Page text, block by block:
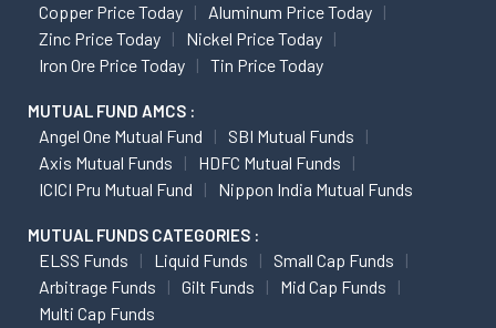
Copper Price Today
Aluminum Price Today
Zinc Price Today
Nickel Price Today
Iron Ore Price Today
Tin Price Today
MUTUAL FUND AMCS :
Angel One Mutual Fund
SBI Mutual Funds
Axis Mutual Funds
HDFC Mutual Funds
ICICI Pru Mutual Fund
Nippon India Mutual Funds
MUTUAL FUNDS CATEGORIES :
ELSS Funds Liquid Funds
Small Cap Funds
Arbitrage Funds
Gilt Funds
Mid Cap Funds
Multi Cap Funds